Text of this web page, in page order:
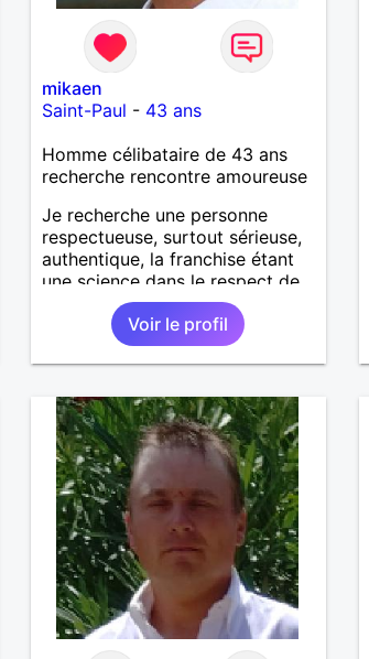
mikaen
Saint-Paul - 43 ans
Homme célibataire de 43 ans
recherche rencontre amoureuse
Je recherche une personne
respectueuse, surtout sérieuse,
authentique, la franchise étant
une science dans le respect de
soi et envers les autres.
Voir le profil